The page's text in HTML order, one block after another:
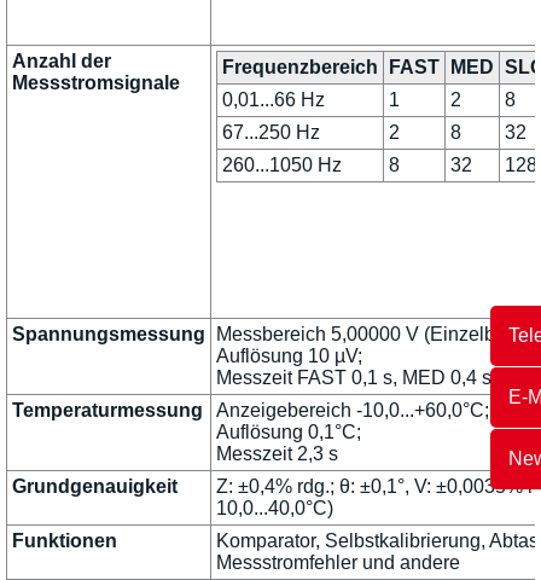
E-
Anzahl der
Messstromsignale
Frequenzbereich FAST MED
0,01...66 Hz
1 2
8
67...250 Hz
2 8
32
260...1050 Hz
8 32 128
Spannungsmessung
Messbereich 5,00000 V
Auflösung 10 µV;
Messzeit FAST 0,1 s, MED 0,4 s,
Temperaturmessung
Anzeigebereich -10,0...+60,0°C;
Auflösung 0,1°C;
Messzeit 2,3 s
Grundgenauigkeit
Z: ±0,4% rdg.; θ: ±0,1°, V: ±0,0035%
10,0...40,0°C)
Funktionen
Komparator, Selbstkalibrierung,
Messstromfehler und andere